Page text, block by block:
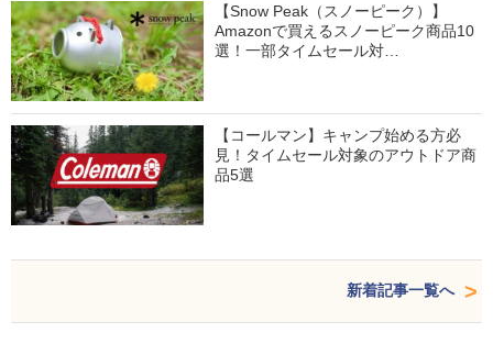
【Snow Peak（スノーピーク）】
Amazonで買えるスノーピーク商品10
選！一部タイムセール対…
【コールマン】キャンプ始める方必
見！タイムセール対象のアウトドア商
品5選
新着記事一覧へ